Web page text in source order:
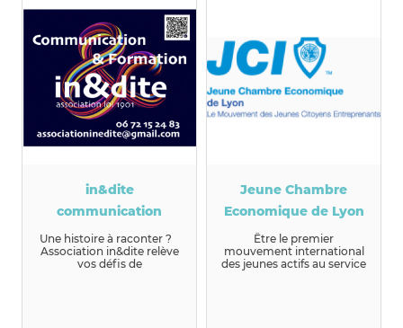
in&dite
communication
Une histoire à raconter ?
Association in&dite relève
vos défis de
Jeune Chambre
Economique de Lyon
Être le premier
mouvement international
des jeunes actifs au service